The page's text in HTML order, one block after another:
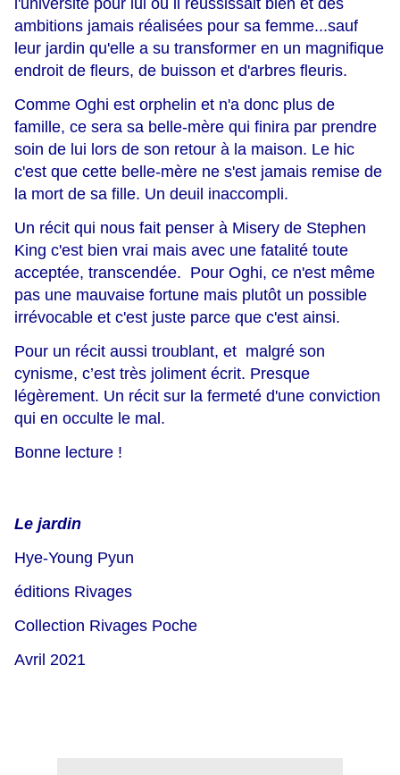
l'université pour lui où il réussissait bien et des
ambitions jamais réalisées pour sa femme...sauf
leur jardin qu'elle a su transformer en un magnifique
endroit de fleurs, de buisson et d'arbres fleuris.
Comme Oghi est orphelin et n'a donc plus de
famille, ce sera sa belle-mère qui finira par prendre
soin de lui lors de son retour à la maison. Le hic
c'est que cette belle-mère ne s'est jamais remise de
la mort de sa fille. Un deuil inaccompli.
Un récit qui nous fait penser à Misery de Stephen
King c'est bien vrai mais avec une fatalité toute
acceptée, transcendée. Pour Oghi, ce n'est même
pas une mauvaise fortune mais plutôt un possible
irrévocable et c'est juste parce que c'est ainsi.
Pour un récit aussi troublant, et malgré son
cynisme, c’est très joliment écrit. Presque
légèrement. Un récit sur la fermeté d'une conviction
qui en occulte le mal.
Bonne lecture !
Le jardin
Hye-Young Pyun
éditions Rivages
Collection Rivages Poche
Avril 2021